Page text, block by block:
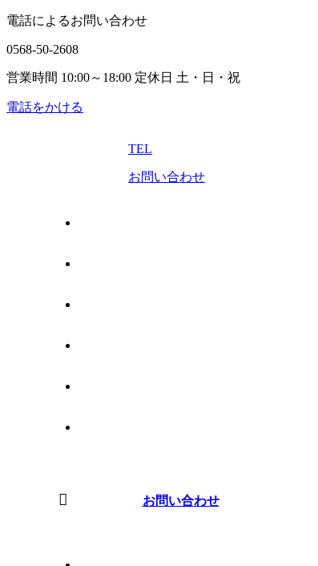
電話によるお問い合わせ
0568-50-2608
営業時間 10:00～18:00 定休日 土・日・祝
電話をかける
TEL
お問い合わせ
お問い合わせ